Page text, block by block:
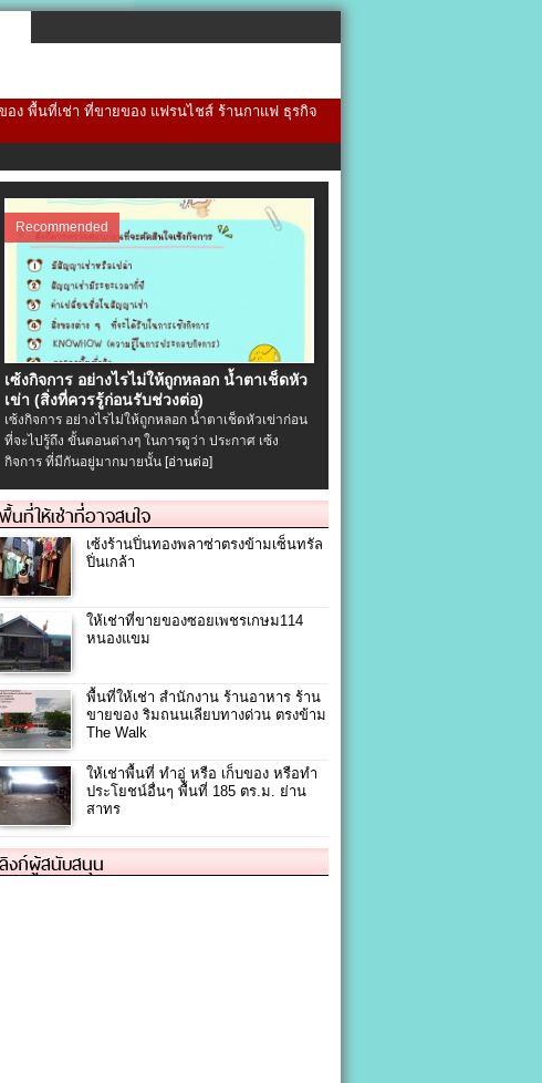
อง พื้นที่เช่า ที่ขายของ แฟรนไชส์ ร้านกาแฟ ธุรกิจ
Recommended
เซ้งกิจการ อย่างไรไม่ให้ถูกหลอก น้ำตาเช็ดหัว
เข่า (สิ่งที่ควรรู้ก่อนรับช่วงต่อ)
เซ้งกิจการ อย่างไรไม่ให้ถูกหลอก น้ำตาเช็ดหัวเข่าก่อน
ที่จะไปรู้ถึง ขั้นตอนต่างๆ ในการดูว่า ประกาศ เซ้ง
กิจการ ที่มีกันอยู่มากมายนั้น [อ่านต่อ]
พื้นที่ให้เช่าที่อาจสนใจ
เซ้งร้านปิ่นทองพลาซ่าตรงข้ามเซ็นทรัล
ปิ่นเกล้า
ให้เช่าที่ขายของซอยเพชรเกษม114
หนองแขม
พื้นที่ให้เช่า สำนักงาน ร้านอาหาร ร้าน
ขายของ ริมถนนเลียบทางด่วน ตรงข้าม
The Walk
ให้เช่าพื้นที่ ทำอู่ หรือ เก็บของ หรือทำ
ประโยชน์อื่นๆ พื้นที่ 185 ตร.ม. ย่าน
สาทร
ลิงก์ผู้สนับสนุน